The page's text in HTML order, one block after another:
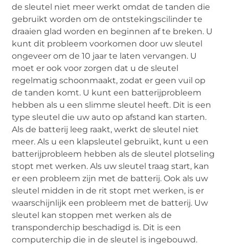
de sleutel niet meer werkt omdat de tanden die
gebruikt worden om de ontstekingscilinder te
draaien glad worden en beginnen af te breken. U
kunt dit probleem voorkomen door uw sleutel
ongeveer om de 10 jaar te laten vervangen. U
moet er ook voor zorgen dat u de sleutel
regelmatig schoonmaakt, zodat er geen vuil op
de tanden komt. U kunt een batterijprobleem
hebben als u een slimme sleutel heeft. Dit is een
type sleutel die uw auto op afstand kan starten.
Als de batterij leeg raakt, werkt de sleutel niet
meer. Als u een klapsleutel gebruikt, kunt u een
batterijprobleem hebben als de sleutel plotseling
stopt met werken. Als uw sleutel traag start, kan
er een probleem zijn met de batterij. Ook als uw
sleutel midden in de rit stopt met werken, is er
waarschijnlijk een probleem met de batterij. Uw
sleutel kan stoppen met werken als de
transponderchip beschadigd is. Dit is een
computerchip die in de sleutel is ingebouwd.